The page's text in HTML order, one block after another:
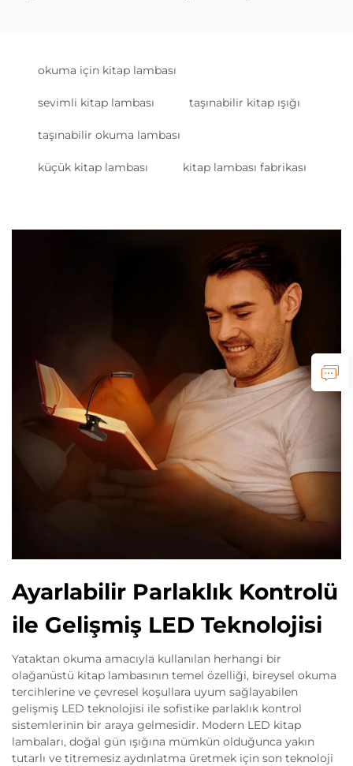
okuma için kitap lambası
sevimli kitap lambası taşınabilir kitap ışığı
taşınabilir okuma lambası
küçük kitap lambası kitap lambası fabrikası
Ayarlabilir Parlaklık Kontrolü
ile Gelişmiş LED Teknolojisi
Yataktan okuma amacıyla kullanılan herhangi bir
olağanüstü kitap lambasının temel özelliği, bireysel okuma
tercihlerine ve çevresel koşullara uyum sağlayabilen
gelişmiş LED teknolojisi ile sofistike parlaklık kontrol
sistemlerinin bir araya gelmesidir. Modern LED kitap
lambaları, doğal gün ışığına mümkün olduğunca yakın
tutarlı ve titremesiz aydınlatma üretmek için son teknoloji